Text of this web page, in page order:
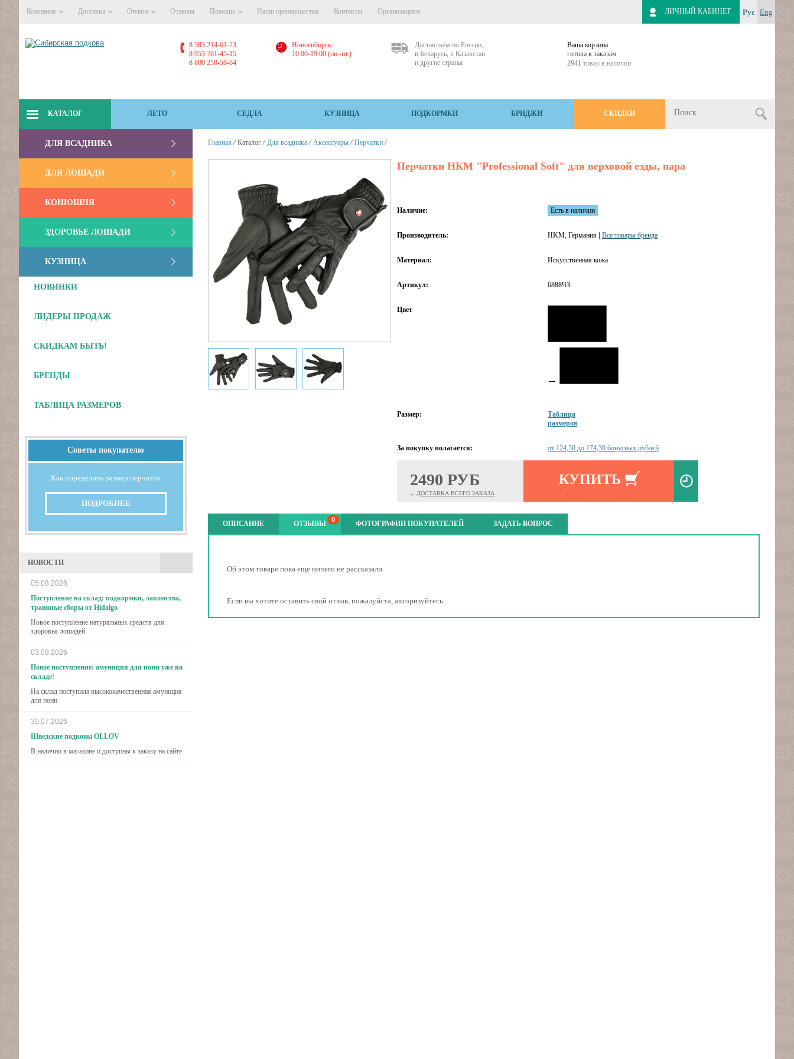
Компания Доставка Оплата Отзывы Помощь Наши преимущества Контакты Организациям Рус Eng
ЛИЧНЫЙ КАБИНЕТ
8 383 214-61-23
8 953 761-45-15
8 800 250-56-64
Новосибирск:
10:00-19:00 (пн.-пт.)
Доставляем по России,
в Беларусь, в Казахстан
и другие страны
Ваша корзина
готова к заказам
2941 товар в наличии
КАТАЛОГ ЛЕТО СЕДЛА КУЗНИЦА ПОДКОРМКИ БРИДЖИ СКИДКИ
ДЛЯ ВСАДНИКА
ДЛЯ ЛОШАДИ
КОНЮШНЯ
ЗДОРОВЬЕ ЛОШАДИ
КУЗНИЦА
НОВИНКИ
ЛИДЕРЫ ПРОДАЖ
СКИДКАМ БЫТЬ!
БРЕНДЫ
ТАБЛИЦА РАЗМЕРОВ
Советы покупателю
Как определить размер перчаток
ПОДРОБНЕЕ
НОВОСТИ
05.08.2026
Поступление на склад: подкормки, лакомства,
травяные сборы от Hidalgo
Новое поступление натуральных средств для
здоровья лошадей
03.08.2026
Новое поступление: амуниция для пони уже на
складе!
На склад поступила высококачественная амуниция
для пони
30.07.2026
Шведские подковы OLLOV
В наличии в магазине и доступны к заказу на сайте
Главная / Каталог / Для всадника / Аксессуары / Перчатки /
Перчатки НКМ "Professional Soft" для верховой езды, пара
Наличие: Есть в наличии
Производитель: HKM, Германия| Все товары бренда
Материал: Искусственная кожа
Артикул: 6888ЧЗ
Цвет
Размер:
Таблица
размеров
За покупку полагается: от 124,50 до 174,30 бонусных рублей
2490 РУБ
+ ДОСТАВКА ВСЕГО ЗАКАЗА
КУПИТЬ
Отложить
ОПИСАНИЕ ОТЗЫВЫ 0 ФОТОГРАФИИ ПОКУПАТЕЛЕЙ ЗАДАТЬ ВОПРОС
Об этом товаре пока еще ничего не рассказали.
Если вы хотите оставить свой отзыв, пожалуйста, авторизуйтесь.